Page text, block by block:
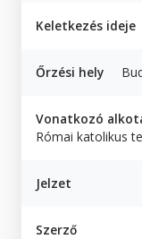
Keletkezés ideje
Őrzési hely
Vonatkozó
Római katolikus
Jelzet
Szerző